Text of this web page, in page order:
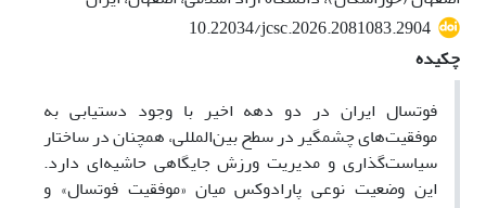
10.22034/jcsc.2026.2081083.2904
چکیده
فوتسال ایران در دو دهه اخیر با وجود دستیابی به
موفقیت‌های چشمگیر در سطح بین‌المللی، همچنان در ساختار
سیاست‌گذاری و مدیریت ورزش جایگاهی حاشیه‌ای دارد.
این وضعیت نوعی پارادوکس میان «موفقیت فوتسال» و